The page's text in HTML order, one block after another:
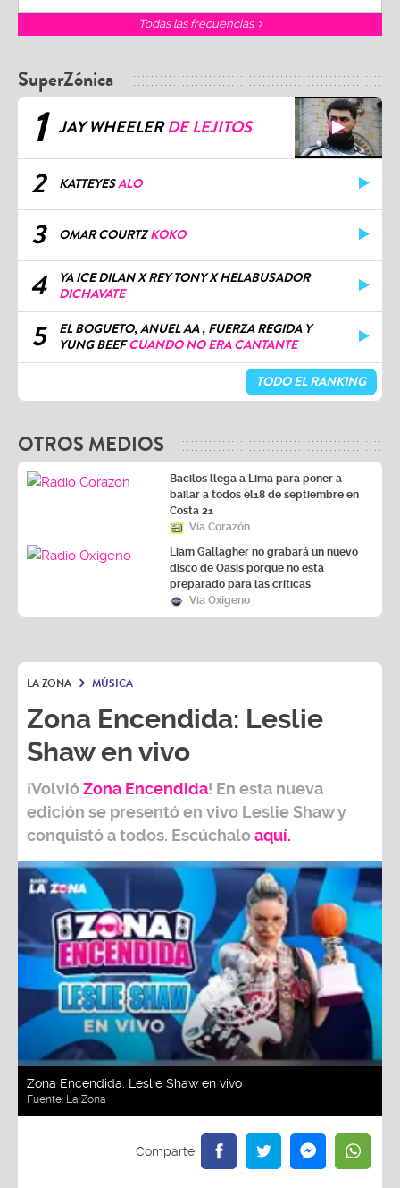
Todas las frecuencias
SuperZónica
1 JAY WHEELERDE LEJITOS
2 KATTEYESALO
3 OMAR COURTZKOKO
4
YA ICE DILAN X REY TONY X HELABUSADOR
DICHAVATE
5
EL BOGUETO, ANUEL AA , FUERZA REGIDA Y
YUNG BEEFCUANDO NO ERA CANTANTE
TODO EL RANKING
OTROS MEDIOS
Bacilos llega a Lima para poner a
bailar a todos el18 de septiembre en
Costa 21
Vía Corazón
Liam Gallagher no grabará un nuevo
disco de Oasis porque no está
preparado para las críticas
Vía Oxígeno
LA ZONA MÚSICA
Zona Encendida: Leslie
Shaw en vivo
¡VolvióZona Encendida! En esta nueva
edición se presentó en vivo Leslie Shaw y
conquistó a todos. Escúchaloaquí.
Zona Encendida: Leslie Shaw en vivo
Fuente: La Zona